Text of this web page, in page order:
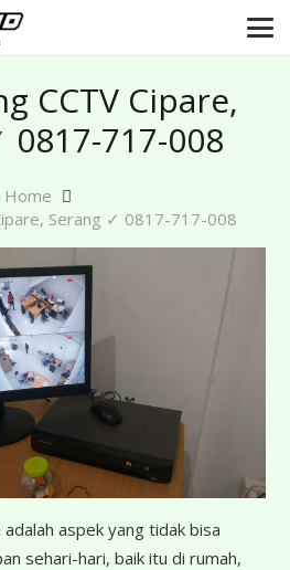
CCTV Cipare,
717-008
Home
Serang ✓ 0817-717-008
adalah aspek yang tidak bisa
sehari-hari, baik itu di rumah,